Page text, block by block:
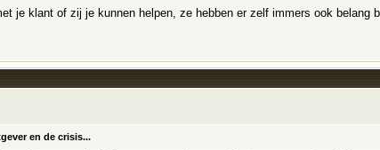
je klant of zij je kunnen helpen, ze hebben er zelf immers ook belang
en de crisis...